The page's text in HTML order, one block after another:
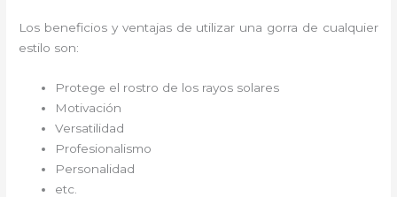
Los beneficios y ventajas de utilizar una gorra de cualquier
estilo son:
Protege el rostro de los rayos solares
Motivación
Versatilidad
Profesionalismo
Personalidad
etc.